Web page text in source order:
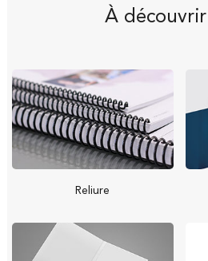
À découvrir
projet !
Reliure